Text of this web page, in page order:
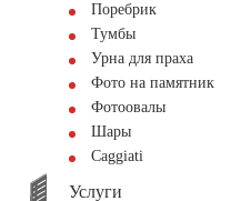
Поребрик
Тумбы
Урна для праха
Фото на памятник
Фотоовалы
Шары
Сaggiati
Услуги